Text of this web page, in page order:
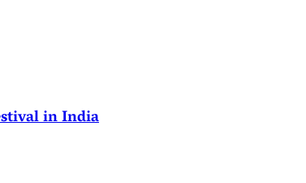
in India